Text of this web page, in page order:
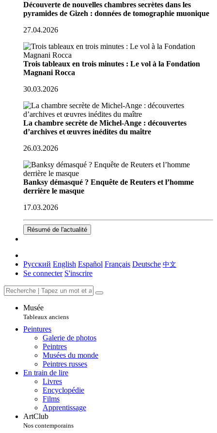
Découverte de nouvelles chambres secrètes dans les
pyramides de Gizeh : données de tomographie muonique
27.04.2026
Trois tableaux en trois minutes : Le vol à la Fondation
Magnani Rocca
30.03.2026
La chambre secrète de Michel-Ange : découvertes
d’archives et œuvres inédites du maître
26.03.2026
Banksy démasqué ? Enquête de Reuters et l’homme
derrière le masque
17.03.2026
Résumé de l'actualité
Русский English Español Français Deutsche 中文
Se connecter S'inscrire
Musée
Tableaux anciens
Peintures
Galerie de photos
Peintres
Musées du monde
Peintres russes
En train de lire
Livres
Encyclopédie
Films
Apprentissage
ArtClub
Nos contemporains